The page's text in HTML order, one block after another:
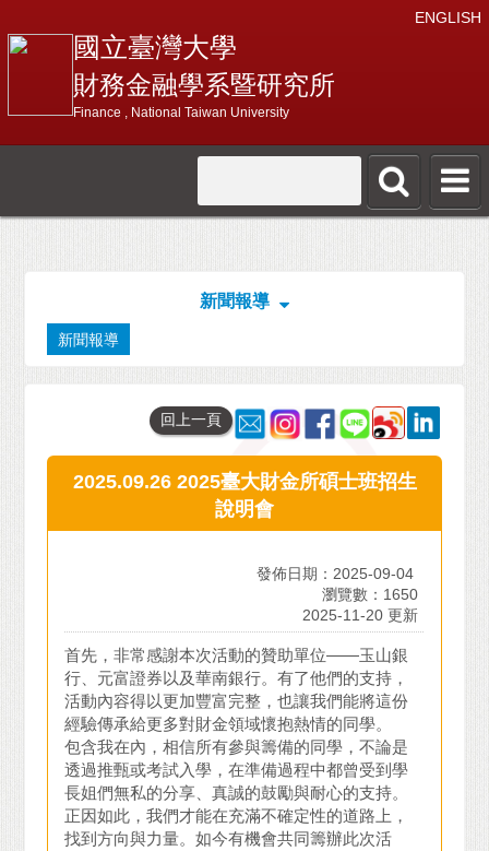
ENGLISH
國立臺灣大學
財務金融學系暨研究所
Finance , National Taiwan University
新聞報導
新聞報導
回上一頁
2025.09.26 2025臺大財金所碩士班招生
說明會
發佈日期：2025-09-04
瀏覽數：1650
2025-11-20 更新
首先，非常感謝本次活動的贊助單位——玉山銀
行、元富證券以及華南銀行。有了他們的支持，
活動內容得以更加豐富完整，也讓我們能將這份
經驗傳承給更多對財金領域懷抱熱情的同學。
包含我在內，相信所有參與籌備的同學，不論是
透過推甄或考試入學，在準備過程中都曾受到學
長姐們無私的分享、真誠的鼓勵與耐心的支持。
正因如此，我們才能在充滿不確定性的道路上，
找到方向與力量。如今有機會共同籌辦此次活